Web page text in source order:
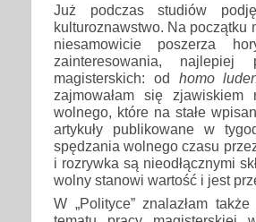
Już podczas studiów
kulturoznawstwo. Na początku
niesamowicie poszerza
zainteresowania,
magisterskich: od homo
zajmowałam się
wolnego, które na stałe
artykuły publikowane w
spędzania wolnego czasu
i rozrywka są nieodłącznymi
wolny stanowi wartość i jest
W „Polityce” znalazłam